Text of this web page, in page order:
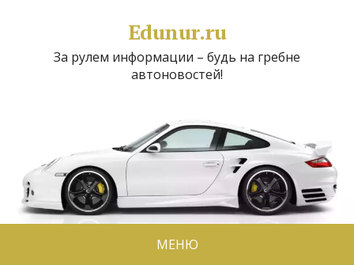
Edunur.ru
За рулем информации – будь на гребне
автоновостей!
МЕНЮ